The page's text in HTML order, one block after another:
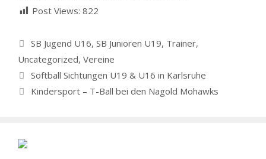
Post Views: 822
Kategorien
SB Jugend U16, SB Junioren U19, Trainer,
Uncategorized, Vereine
Softball Sichtungen U19 & U16 in Karlsruhe
Kindersport – T-Ball bei den Nagold Mohawks